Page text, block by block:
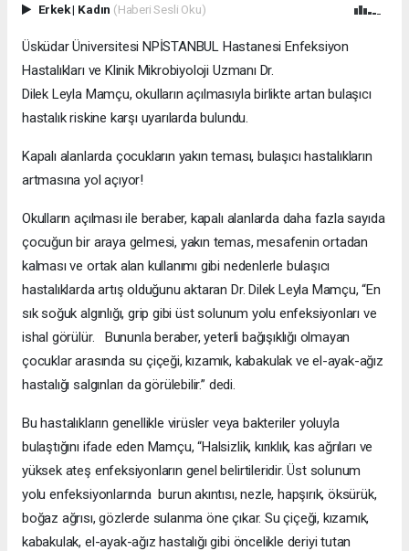
Erkek| Kadın (Haberi Sesli Oku)
Üsküdar Üniversitesi NPİSTANBUL Hastanesi Enfeksiyon
Hastalıkları ve Klinik Mikrobiyoloji Uzmanı Dr.
Dilek Leyla Mamçu, okulların açılmasıyla birlikte artan bulaşıcı
hastalık riskine karşı uyarılarda bulundu.
Kapalı alanlarda çocukların yakın teması, bulaşıcı hastalıkların
artmasına yol açıyor!
Okulların açılması ile beraber, kapalı alanlarda daha fazla sayıda
çocuğun bir araya gelmesi, yakın temas, mesafenin ortadan
kalması ve ortak alan kullanımı gibi nedenlerle bulaşıcı
hastalıklarda artış olduğunu aktaran Dr. Dilek Leyla Mamçu, “En
sık soğuk algınlığı, grip gibi üst solunum yolu enfeksiyonları ve
ishal görülür. Bununla beraber, yeterli bağışıklığı olmayan
çocuklar arasında su çiçeği, kızamık, kabakulak ve el-ayak-ağız
hastalığı salgınları da görülebilir.” dedi.
Bu hastalıkların genellikle virüsler veya bakteriler yoluyla
bulaştığını ifade eden Mamçu, “Halsizlik, kırıklık, kas ağrıları ve
yüksek ateş enfeksiyonların genel belirtileridir. Üst solunum
yolu enfeksiyonlarında burun akıntısı, nezle, hapşırık, öksürük,
boğaz ağrısı, gözlerde sulanma öne çıkar. Su çiçeği, kızamık,
kabakulak, el-ayak-ağız hastalığı gibi öncelikle deriyi tutan